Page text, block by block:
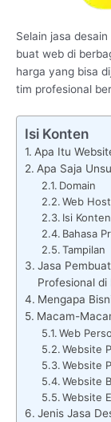
Selain jasa
buat web di
harga yang bisa
tim profesional
Isi Konten
Apa Itu
Apa Saja
Domain
Web
Isi Konten
Bahasa
Tampilan
Jasa
Profesional
Mengapa
Macam-
Web
Website
Website
Website
Website
Jenis Jasa